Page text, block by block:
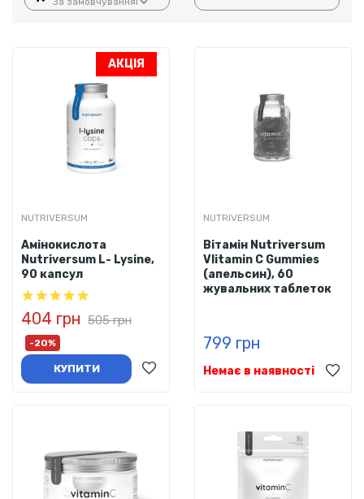
АКЦІЯ
NUTRIVERSUM
Амінокислота
Nutriversum L- Lysine,
90 капсул
404 грн 505 грн
-20%
КУПИТИ
NUTRIVERSUM
Вітамін Nutriversum
VIitamin C Gummies
(апельсин), 60
жувальних таблеток
799 грн
Немає в наявності